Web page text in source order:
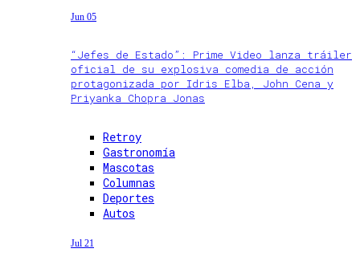
Jun 05
“Jefes de Estado”: Prime Video lanza tráiler
oficial de su explosiva comedia de acción
protagonizada por Idris Elba, John Cena y
Priyanka Chopra Jonas
Retroy
Gastronomía
Mascotas
Columnas
Deportes
Autos
Jul 21